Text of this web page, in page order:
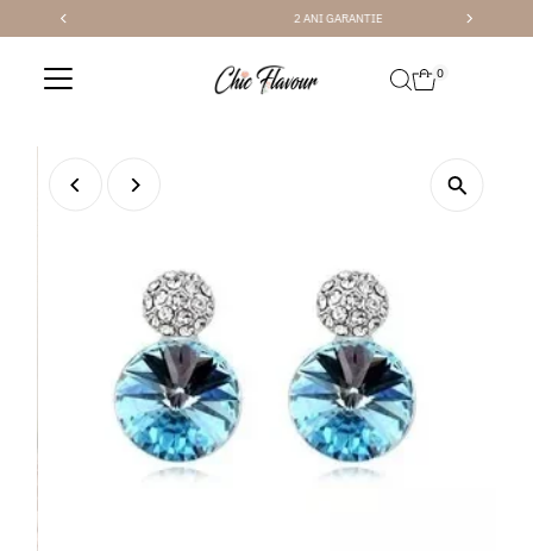
Sari la conținut 2 ANI GARANTIE
0